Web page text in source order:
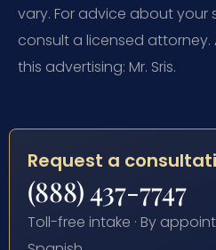
vary. For advice about your
consult a licensed
this advertising: Mr. Sris.
Request a
(888) 437-7747
Toll-free intake · By